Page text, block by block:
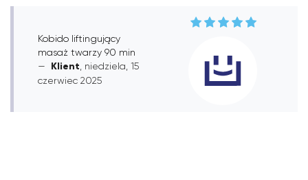
Kobido liftingujący
masaż twarzy 90 min
Klient , niedziela, 15
czerwiec 2025